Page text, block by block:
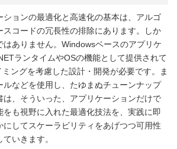
ションの最適化と高速化の基本は、アルゴ
スコードの冗長性の排除にあります。しか
はありません。Windowsベースのアプリケ
ランタイムやOSの機能として提供されて
ングを考慮した設計・開発が必要です。ま
ルなどを使用し、たゆまぬチューンナップ
は、そういった、アプリケーションだけで
をも視野に入れた最適化技法を、実践に即
にしてスケーラビリティをあげつつ可用性
いきます。